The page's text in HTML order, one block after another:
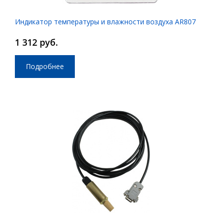
Индикатор температуры и влажности воздуха AR807
1 312 руб.
Подробнее